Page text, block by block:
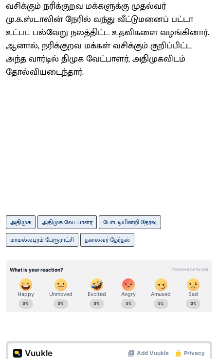
வசிக்கும் நரிக்குறவ மக்களுக்கு முதல்வர்
மு.க.ஸ்டாலின் நேரில் வந்து வீட்டுமனைப் பட்டா
உட்பட பல்வேறு நலத்திட்ட உதவிகளை வழங்கினார்.
ஆனால், நரிக்குறவ மக்கள் வசிக்கும் குறிப்பிட்ட
அந்த வார்டில் திமுக வேட்பாளர், அதிமுகவிடம்
தோல்வியடைந்தார்.
அதிமுக அதிமுக வேட்பாளர்
போட்டியின்றி தேர்வு
மாமல்லபுரம் பேரூராட்சி
தலைவர் தேர்தல்